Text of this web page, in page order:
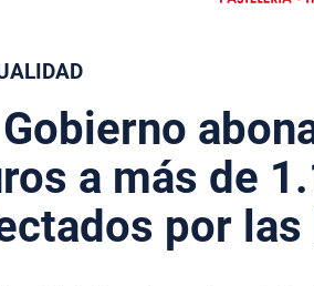
a más de
por las